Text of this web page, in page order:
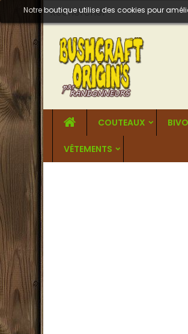
Notre boutique utilise des cookies pour
COUTEAUX
VÊTEMENTS